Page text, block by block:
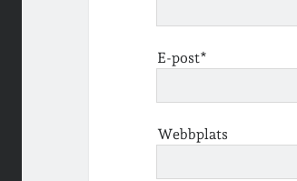
E-post*
Webbplats